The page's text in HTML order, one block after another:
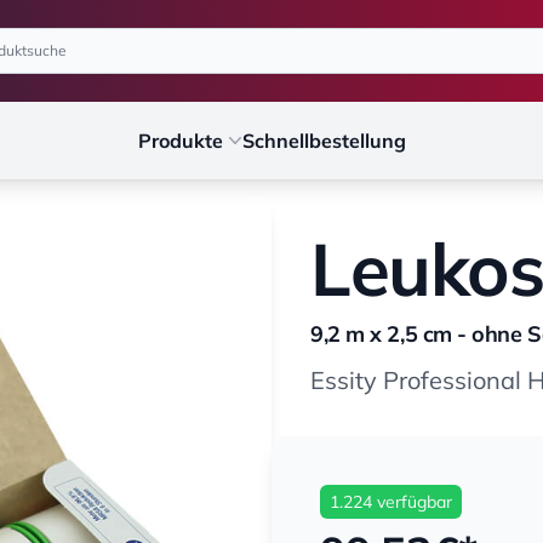
Produkte Schnellbestellung
9,2 m x 2,5 cm - ohne
Essity Professional
1.224 verfügbar